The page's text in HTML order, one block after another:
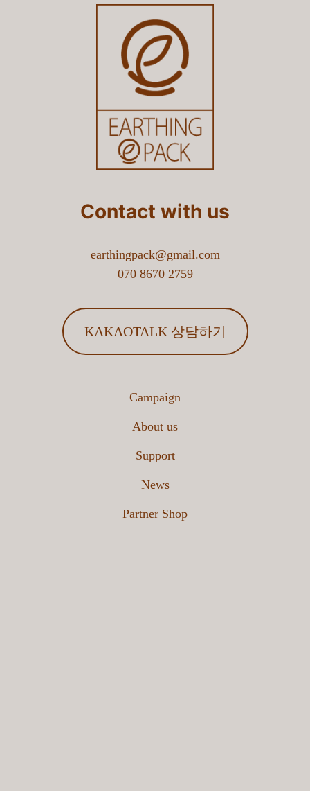
Contact with us
earthingpack@gmail.com
070 8670 2759
KAKAOTALK 상담하기
Campaign
About us
Support
News
Partner Shop